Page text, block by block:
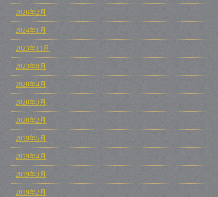
2026年2月
2024年1月
2023年11月
2023年8月
2020年4月
2020年3月
2020年2月
2019年5月
2019年4月
2019年3月
2019年2月